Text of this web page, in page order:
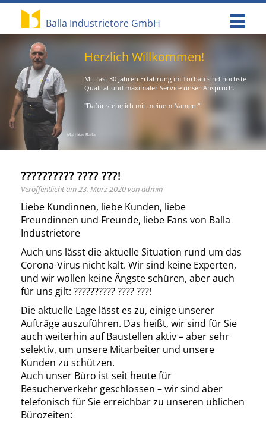
Balla Industrietore GmbH
Menu
Herzlich Willkommen!
Mit fast 30 Jahren Erfahrung im Torbau sind höchste
Qualität und maximaler Service unser Anspruch.
"Dafür stehe ich mit meinem Namen."
Matthias Balla
?????????? ???? ???!
Veröffentlicht am 23. März 2020 von admin
Liebe Kundinnen, liebe Kunden, liebe
Freundinnen und Freunde, liebe Fans von Balla
Industrietore
Auch uns lässt die aktuelle Situation rund um das
Corona-Virus nicht kalt. Wir sind keine Experten,
und wir wollen keine Ängste schüren, aber auch
für uns gilt: ?????????? ???? ???!
Die aktuelle Lage lässt es zu, einige unserer
Aufträge auszuführen. Das heißt, wir sind für Sie
auch weiterhin auf Baustellen aktiv – aber sehr
selektiv, um unsere Mitarbeiter und unsere
Kunden zu schützen.
Auch unser Büro ist seit heute für
Besucherverkehr geschlossen – wir sind aber
telefonisch für Sie erreichbar zu unseren üblichen
Bürozeiten: